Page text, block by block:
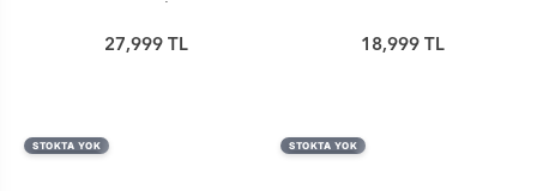
GÖZLÜK
27,999 TL
RW4009
18,999 TL
STOKTA YOK STOKTA YOK